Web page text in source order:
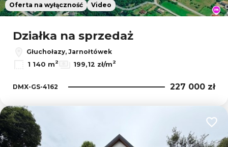
Oferta na wyłączność Video
Działka na sprzedaż
Głuchołazy, Jarnołtówek
1 140 m2 199,12 zł/m2
DMX-GS-4162 227 000 zł